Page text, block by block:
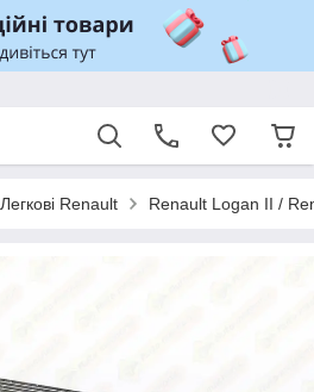
Легкові Renault Renault Logan II /